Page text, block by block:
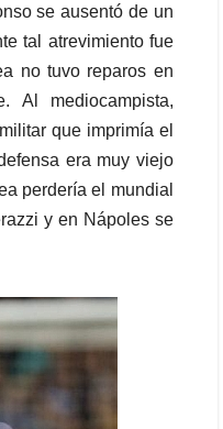
se ausentó de un
tal atrevimiento fue
no tuvo reparos en
Al mediocampista,
que imprimía el
era muy viejo
perdería el mundial
y en Nápoles se